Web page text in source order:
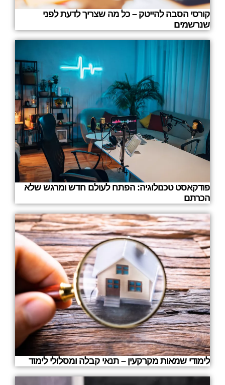
קורסי הסבה להייטק – כל מה שצריך לדעת לפני
שנרשמים
פודקאסט טכנולוגיה: הפתח לעולם חדש ומרגש שלא
הכרתם
לימודי שמאות מקרקעין – תנאי קבלה ומסלולי לימוד